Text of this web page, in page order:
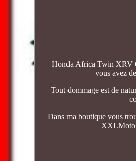
Honda Africa Twin XRV
vous avez
Tout dommage est de
Dans ma boutique vous